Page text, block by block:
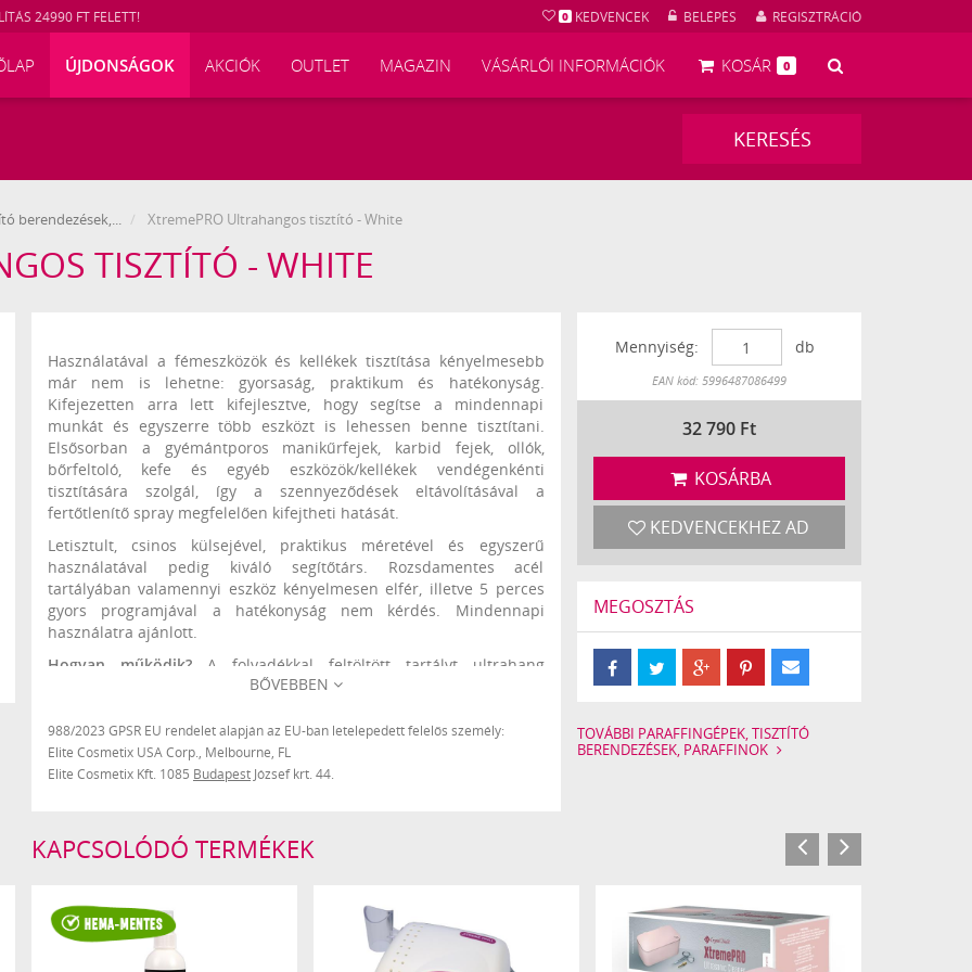
24990 FT FELETT! 0 KEDVENCEK BELÉPÉS REGISZTRÁCIÓ
ÚJDONSÁGOK AKCIÓK OUTLET MAGAZIN VÁSÁRLÓI INFORMÁCIÓK KOSÁR 0
KERESÉS
berendezések,... XtremePRO Ultrahangos tisztító - White
TISZTÍTÓ - WHITE
Használatával a fémeszközök és kellékek tisztítása kényelmesebb
már nem is lehetne: gyorsaság, praktikum és hatékonyság.
Kifejezetten arra lett kifejlesztve, hogy segítse a mindennapi
munkát és egyszerre több eszközt is lehessen benne tisztítani.
Elsősorban a gyémántporos manikűrfejek, karbid fejek, ollók,
bőrfeltoló, kefe és egyéb eszközök/kellékek vendégenkénti
tisztítására szolgál, így a szennyeződések eltávolításával a
fertőtlenítő spray megfelelően kifejtheti hatását.
Letisztult, csinos külsejével, praktikus méretével és egyszerű
használatával pedig kiváló segítőtárs. Rozsdamentes acél
tartályában valamennyi eszköz kényelmesen elfér, illetve 5 perces
gyors programjával a hatékonyság nem kérdés. Mindennapi
használatra ajánlott.
Hogyan működik?A folyadékkal feltöltött tartályt ultrahang
hullámok rezgetik meg, ezáltal valamennyi szennyeződés
szennyeződéseket fellazítja, a mindennapi szennyeződéseket pedig
könnyedén eltávolítja.
A berendezésben csak víz- ill., a felhasznált vegyszernek ellenálló ép
Tartozék: Hálózati adapter
Tartály kapacitás: max. 450ml
Időzítő: max. 5 perc
Két szuper színben!
BŐVEBBEN
988/2023 GPSR EU rendelet alapján az EU-ban letelepedett felelős személy:
Elite Cosmetix USA Corp., Melbourne, FL
Elite Cosmetix Kft. 1085 Budapest József krt. 44.
Mennyiség: db
Készleten
EAN kód: 5996487086499
32 790 Ft
KOSÁRBA
KEDVENCEKHEZ AD
MEGOSZTÁS
TOVÁBBI PARAFFINGÉPEK, TISZTÍTÓ
BERENDEZÉSEK, PARAFFINOK
KAPCSOLÓDÓ TERMÉKEK